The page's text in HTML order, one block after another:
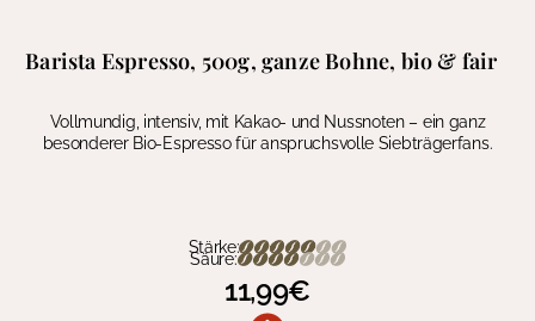
Barista Espresso, 500g, ganze Bohne, bio & fair
Vollmundig, intensiv, mit Kakao- und Nussnoten – ein ganz
besonderer Bio-Espresso für anspruchsvolle Siebträgerfans.
Stärke:
Säure:
11,99€